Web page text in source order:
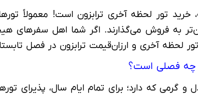
خرید تور لحظه آخری ترابزون است! معمولاً
به فروش می‌گذارند. اگر شما اهل سفرهای
لحظه آخری و ارزان‌قیمت ترابزون در فصل
چه فصلی است؟
گرمی که دارد؛ برای تمام ایام سال، پذیرای